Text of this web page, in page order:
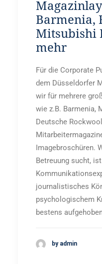
Barmenia,
Mitsubishi
mehr
Für die Corporate
dem Düsseldorfer
wir für mehrere
wie z.B. Barmenia,
Deutsche
Imagebroschüren.
Betreuung sucht,
journalistisches
psychologischem
bestens
by admin